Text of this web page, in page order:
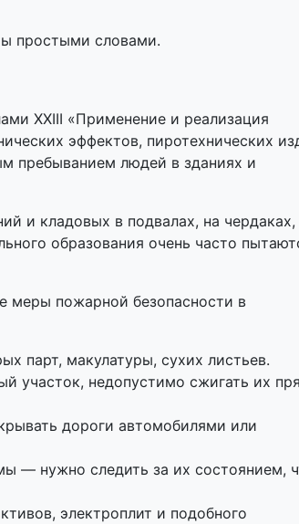
простыми словами.
XXIII «Применение и реализация
эффектов, пиротехнических
пребыванием людей в зданиях и
и кладовых в подвалах, на чердаках,
образования очень часто
меры пожарной безопасности в
парт, макулатуры, сухих листьев.
участок, недопустимо сжигать их
дороги автомобилями или
— нужно следить за их состоянием,
электроплит и подобного